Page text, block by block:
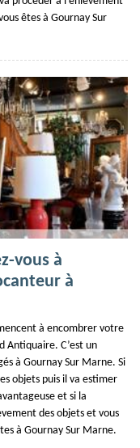
êtes à Gournay Sur
vous à
à
à encombrer votre
Antiquaire. C’est un
à Gournay Sur Marne. Si
objets puis il va estimer
et si la
des objets et vous
à Gournay Sur Marne.